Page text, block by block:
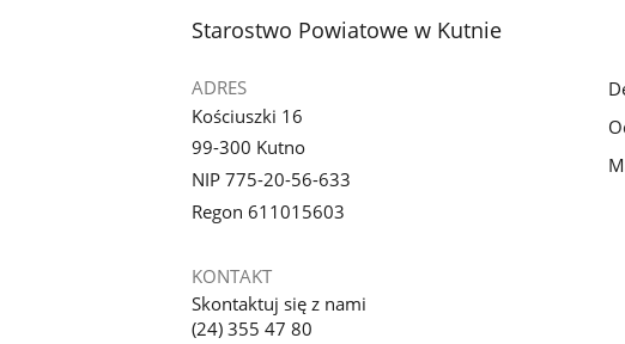
stopka
Starostwo Powiatowe w Kutnie
ADRES
Kościuszki 16
99-300 Kutno
NIP 775-20-56-633
Regon 611015603
KONTAKT
Skontaktuj się z nami
(24) 355 47 80